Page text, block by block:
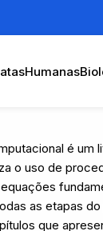
Humanas
é um
o uso de
as etapas
que